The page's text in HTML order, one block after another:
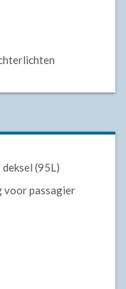
(95L)
voor passagier